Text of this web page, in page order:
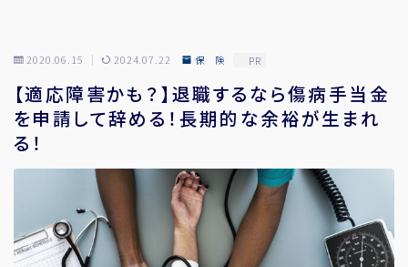
2020.06.15 2024.07.22 保 険 PR
【適応障害かも？】退職するなら傷病手当金
を申請して辞める！長期的な余裕が生まれ
る！